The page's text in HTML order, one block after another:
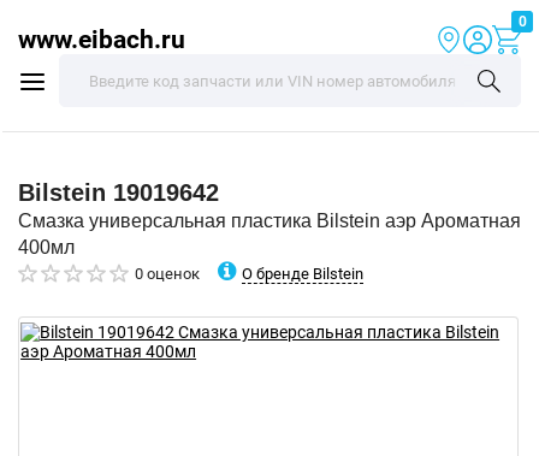
www.eibach.ru
0
Bilstein 19019642
Смазка универсальная пластика Bilstein аэр Ароматная
400мл
0 оценок О бренде Bilstein